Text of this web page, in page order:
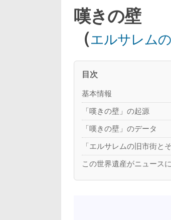
嘆きの壁
（エルサレム
目次
基本情報
「嘆きの壁」の起源
「嘆きの壁」のデータ
「エルサレムの旧市街と
この世界遺産がニュース